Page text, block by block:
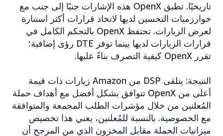
تاريخيًا. تطبق OpenX هذه الإشارات جنبًا إلى جنب مع
خوارزميات التحسين لديها لاتخاذ قرارات أكثر استنارة
لعرض الزيارات. تحتفظ OpenX بالتحكم الكامل في
قرارات الزيارات لديها بينما توفر DTE رؤى إضافية؛
تقرر OpenX كيفية التصرف بناءً عليها.
النتيجة: يتلقى DSP من Amazon زيارات ذات قيمة
أعلى من OpenX تتوافق بشكل أفضل مع أهداف حملة
المُعلنين من خلال مؤشرات الطلب المجمعة والمتوافقة
مع الخصوصية. بالنسبة للمُعلنين، يعني هذا تخصيص
ميزانيات الحملة مقابل المخزون الذي من المرجح أن